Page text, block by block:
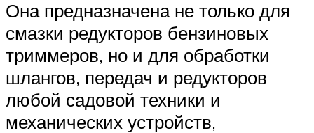
Она предназначена не только для
смазки редукторов бензиновых
триммеров, но и для обработки
шлангов, передач и редукторов
любой садовой техники и
механических устройств,